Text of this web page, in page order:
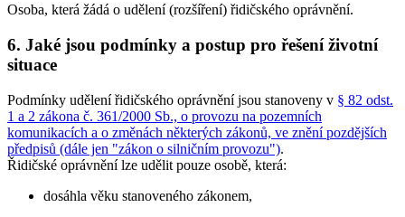
Osoba, která žádá o udělení (rozšíření) řidičského oprávnění.
6. Jaké jsou podmínky a postup pro řešení životní
situace
Podmínky udělení řidičského oprávnění jsou stanoveny v § 82 odst.
1 a 2 zákona č. 361/2000 Sb., o provozu na pozemních
komunikacích a o změnách některých zákonů, ve znění pozdějších
předpisů (dále jen "zákon o silničním provozu").
Řidičské oprávnění lze udělit pouze osobě, která:
dosáhla věku stanoveného zákonem,